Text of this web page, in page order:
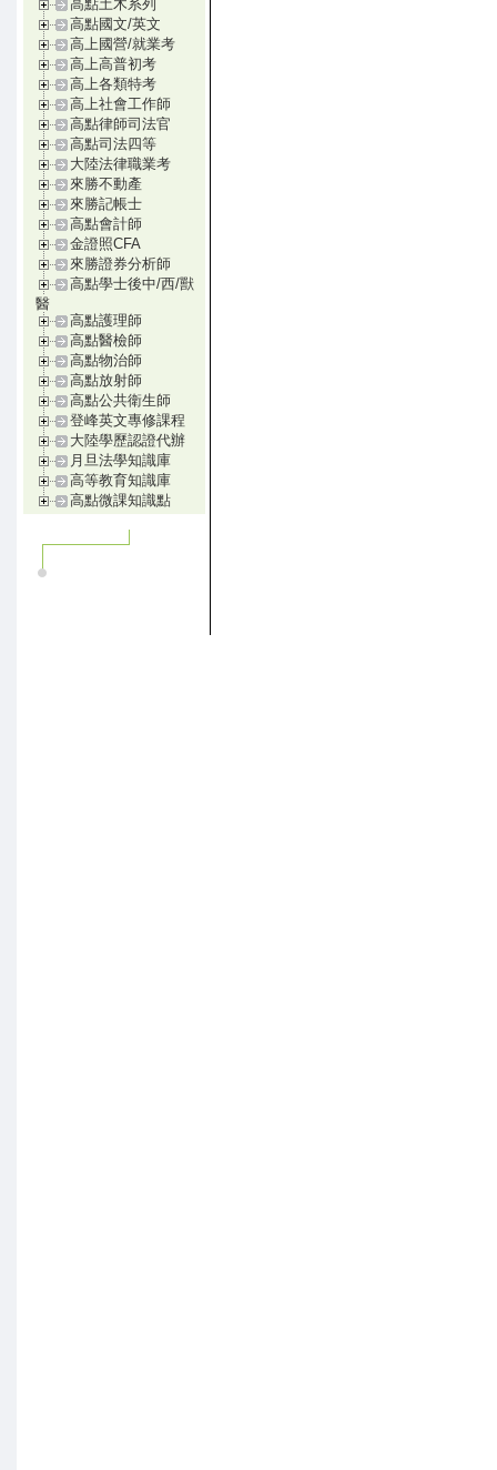
高點土木系列
高點國文/英文
高上國營/就業考
高上高普初考
高上各類特考
高上社會工作師
高點律師司法官
高點司法四等
大陸法律職業考
來勝不動產
來勝記帳士
高點會計師
金證照CFA
來勝證券分析師
高點學士後中/西/獸
醫
高點護理師
高點醫檢師
高點物治師
高點放射師
高點公共衛生師
登峰英文專修課程
大陸學歷認證代辦
月旦法學知識庫
高等教育知識庫
高點微課知識點